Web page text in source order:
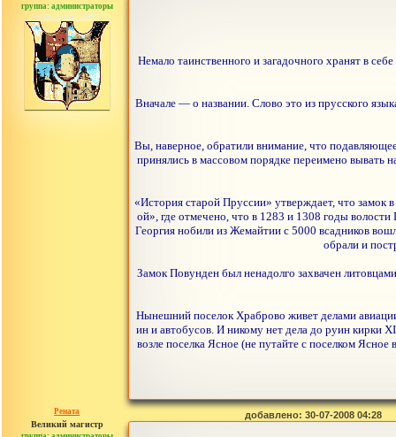
группа: администраторы
сообщений: 30442
Немало таинственного и загадочного хранят в
Вначале — о названии. Слово это из прусского
Вы, наверное, обратили внимание, что
принялись в массовом порядке переимено вывать
«История старой Пруссии» утверждает, что замок
ой», где отмечено, что в 1283 и 1308 годы
Георгия нобили из Жемайтии с 5000 всадников
обрали и
Замок Повунден был ненадолго захвачен
Нынешний поселок Храброво живет делами
ин и автобусов. И никому нет дела до руин кирки
возле поселка Ясное (не путайте с поселком
Рената
Великий магистр
добавлено: 30-07-2008 04:28